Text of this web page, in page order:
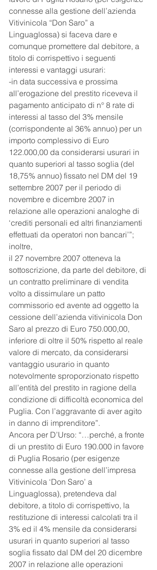
connesse alla gestione dell’azienda
Vitivinicola “Don Saro” a
Linguaglossa) si faceva dare e
comunque promettere dal debitore, a
titolo di corrispettivo i seguenti
interessi e vantaggi usurari:
-in data successiva e prossima
all’erogazione del prestito riceveva il
pagamento anticipato di n° 8 rate di
interessi al tasso del 3% mensile
(corrispondente al 36% annuo) per un
importo complessivo di Euro
122.000,00 da considerarsi usurari in
quanto superiori al tasso soglia (del
18,75% annuo) fissato nel DM del 19
settembre 2007 per il periodo di
novembre e dicembre 2007 in
relazione alle operazioni analoghe di
‘crediti personali ed altri finanziamenti
effettuati da operatori non bancari’”;
inoltre,
il 27 novembre 2007 otteneva la
sottoscrizione, da parte del debitore, di
un contratto preliminare di vendita
volto a dissimulare un patto
commissorio ed avente ad oggetto la
cessione dell’azienda vitivinicola Don
Saro al prezzo di Euro 750.000,00,
inferiore di oltre il 50% rispetto al reale
valore di mercato, da considerarsi
vantaggio usurario in quanto
notevolmente sproporzionato rispetto
all’entità del prestito in ragione della
condizione di difficoltà economica del
Puglia. Con l’aggravante di aver agito
in danno di imprenditore”.
Ancora per D’Urso: “…perché, a fronte
di un prestito di Euro 190.000 in favore
di Puglia Rosario (per esigenze
connesse alla gestione dell’impresa
Vitivinicola ‘Don Saro’ a
Linguaglossa), pretendeva dal
debitore, a titolo di corrispettivo, la
restituzione di interessi calcolati tra il
3% ed il 4% mensile da considerarsi
usurari in quanto superiori al tasso
soglia fissato dal DM del 20 dicembre
2007 in relazione alle operazioni